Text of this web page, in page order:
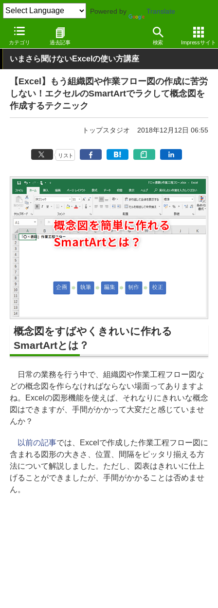
Powered by Translate
カテゴリ 過去記事 検索 Impressサイト
窓の杜 オフィス・ドキュメント Windows
いまさら聞けないExcelの使い方講座
【Excel】もう組織図や作業フロー図の作成に苦労
しない！エクセルのSmartArtでラクして概念図を
作成するテクニック
トップスタジオ 2018年12月12日 06:55
リスト
概念図をすばやくきれいに作れる
SmartArtとは？
日常の業務を行う中で、組織図や作業工程フロー図な
どの概念図を作らなければならない場面ってありますよ
ね。Excelの図形機能を使えば、それなりにきれいな概念
図はできますが、手間がかかって大変だと感じていませ
んか？
以前の記事では、Excelで作成した作業工程フロー図に
含まれる図形の大きさ、位置、間隔をピッタリ揃える方
法について解説しました。ただし、図表はきれいに仕上
げることができましたが、手間がかかることは否めませ
ん。